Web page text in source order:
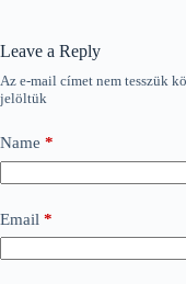
Leave a Reply
Az e-mail címet nem tesszük
jelöltük
Name *
Email *